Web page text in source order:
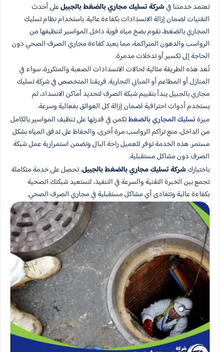
تعتمد خدمتنا فيشركة تسليك مجاري بالضغط بالجبيلعلى أحدث
التقنيات لضمان إزالة الانسدادات بكفاءة عالية. باستخدام نظام تسليك
المجاري بالضغط، نقوم بضخ مياه قوية داخل المواسير لتنظيفها من
الرواسب والدهون المتراكمة، مما يعيد كفاءة مجاري الصرف الصحي دون
الحاجة إلى تكسير أو تدخلات مدمرة.
تُعد هذه الطريقة مثالية لحالات الانسدادات الصعبة والمتكررة، سواء في
المنازل أو المطاعم أو المباني التجارية. فريقنا المتخصص في شركة تسليك
مجاري بالجبيل يبدأ بتقييم شبكة الصرف لتحديد أماكن الانسداد، ثم
يستخدم أدوات احترافية لضمان إزالة كل العوائق بفعالية وسرعة.
ميزةتسليك المجاري بالضغطتكمن في قدرتها على تنظيف المواسير بالكامل
من الداخل، منع تراكم الرواسب مرة أخرى، والحفاظ على تدفق المياه بشكل
مستمر. هذه الخدمة توفر للعميل راحة البال وتضمن استمرارية عمل شبكة
الصرف دون مشاكل مستقبلية.
باختيارك شركة تسليك مجاري بالضغط بالجبيل، تحصل على خدمة متكاملة
تجمع بين الخبرة التقنية والسرعة في التنفيذ، لتستعيد شبكتك الصحية
بكفاءة عالية وتتفادى أي مشاكل مستقبلية في مجاري الصرف الصحي.